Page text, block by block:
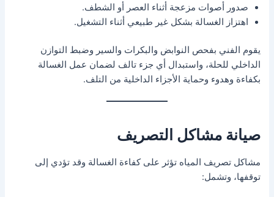
صدور أصوات مزعجة أثناء العصر أو الشطف.
اهتزاز الغسالة بشكل غير طبيعي أثناء التشغيل.
يقوم الفني بفحص النوابض والبكرات والسير وضبط التوازن
الداخلي للحلة، واستبدال أي جزء تالف لضمان عمل الغسالة
بكفاءة وهدوء وحماية الأجزاء الداخلية من التلف.
صيانة مشاكل التصريف
مشاكل تصريف المياه تؤثر على كفاءة الغسالة وقد تؤدي إلى
توقفها، وتشمل: